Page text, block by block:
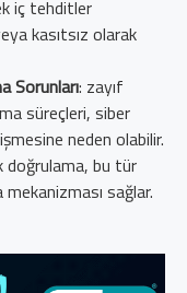
iç tehditler
kasıtsız olarak
Sorunları: zayıf
süreçleri, siber
neden olabilir.
doğrulama, bu tür
mekanizması sağlar.